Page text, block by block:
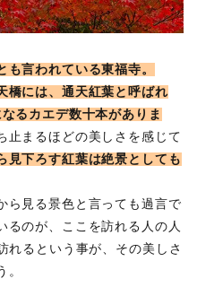
言われている東福寺。
橋には、通天紅葉と呼ばれ
るカエデ数十本がありま
止まるほどの美しさを感じて
見下ろす紅葉は絶景としても
ら見る景色と言っても過言で
るのが、ここを訪れる人の人
れるという事が、その美しさ
。